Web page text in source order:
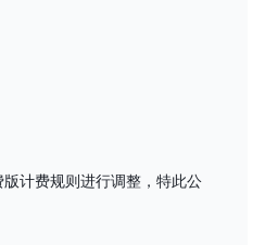
计费规则进行调整，特此公